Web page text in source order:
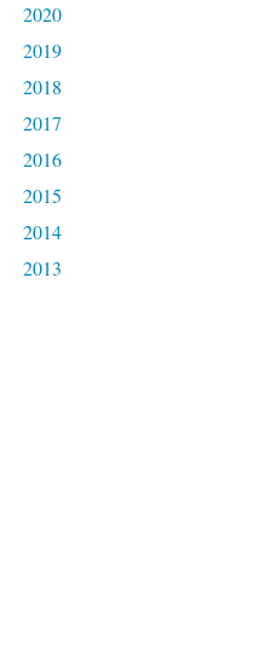
2020
2019
2018
2017
2016
2015
2014
2013